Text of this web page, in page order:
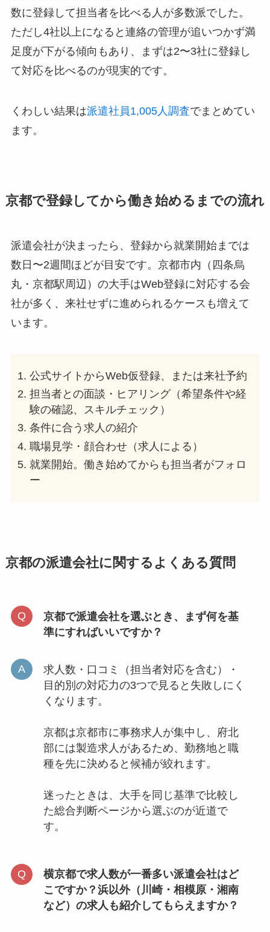
数に登録して担当者を比べる人が多数派でした。
ただし4社以上になると連絡の管理が追いつかず満
足度が下がる傾向もあり、まずは2〜3社に登録し
て対応を比べるのが現実的です。
くわしい結果は派遣社員1,005人調査でまとめてい
ます。
京都で登録してから働き始めるまでの流れ
派遣会社が決まったら、登録から就業開始までは
数日〜2週間ほどが目安です。京都市内（四条烏
丸・京都駅周辺）の大手はWeb登録に対応する会
社が多く、来社せずに進められるケースも増えて
います。
公式サイトからWeb仮登録、または来社予約
担当者との面談・ヒアリング（希望条件や経
験の確認、スキルチェック）
条件に合う求人の紹介
職場見学・顔合わせ（求人による）
就業開始。働き始めてからも担当者がフォロ
ー
京都の派遣会社に関するよくある質問
京都で派遣会社を選ぶとき、まず何を基
準にすればいいですか？
求人数・口コミ（担当者対応を含む）・
目的別の対応力の3つで見ると失敗しにく
くなります。
京都は京都市に事務求人が集中し、府北
部には製造求人があるため、勤務地と職
種を先に決めると候補が絞れます。
迷ったときは、大手を同じ基準で比較し
た総合判断ページから選ぶのが近道で
す。
横京都で求人数が一番多い派遣会社はど
こですか？浜以外（川崎・相模原・湘南
など）の求人も紹介してもらえますか？